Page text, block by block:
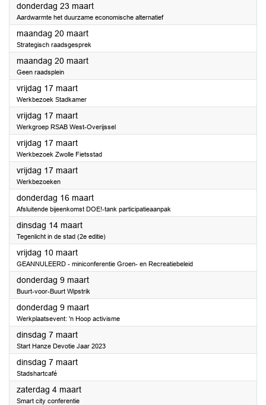
donderdag 23 maart2023
Aardwarmte het duurzame economische alternatief
maandag 20 maart2023
Strategisch raadsgesprek
maandag 20 maart2023
Geen raadsplein
vrijdag 17 maart2023
Werkbezoek Stadkamer
vrijdag 17 maart2023
Werkgroep RSAB West-Overijssel
vrijdag 17 maart2023
Werkbezoek Zwolle Fietsstad
vrijdag 17 maart2023
Werkbezoeken
donderdag 16 maart2023
Afsluitende bijeenkomst DOE!-tank participatieaanpak
dinsdag 14 maart2023
Tegenlicht in de stad (2e editie)
vrijdag 10 maart2023
GEANNULEERD - miniconferentie Groen- en Recreatiebeleid
donderdag 9 maart2023
Buurt-voor-Buurt Wipstrik
donderdag 9 maart2023
Werkplaatsevent: 'n Hoop activisme
dinsdag 7 maart2023
Start Hanze Devotie Jaar 2023
dinsdag 7 maart2023
Stadshartcafé
zaterdag 4 maart2023
Smart city conferentie